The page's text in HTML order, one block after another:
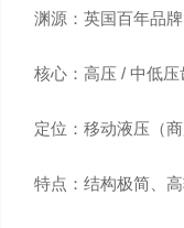
渊源：英国百年品
核心：高压 / 中低
定位：移动液压（
特点：结构极简、